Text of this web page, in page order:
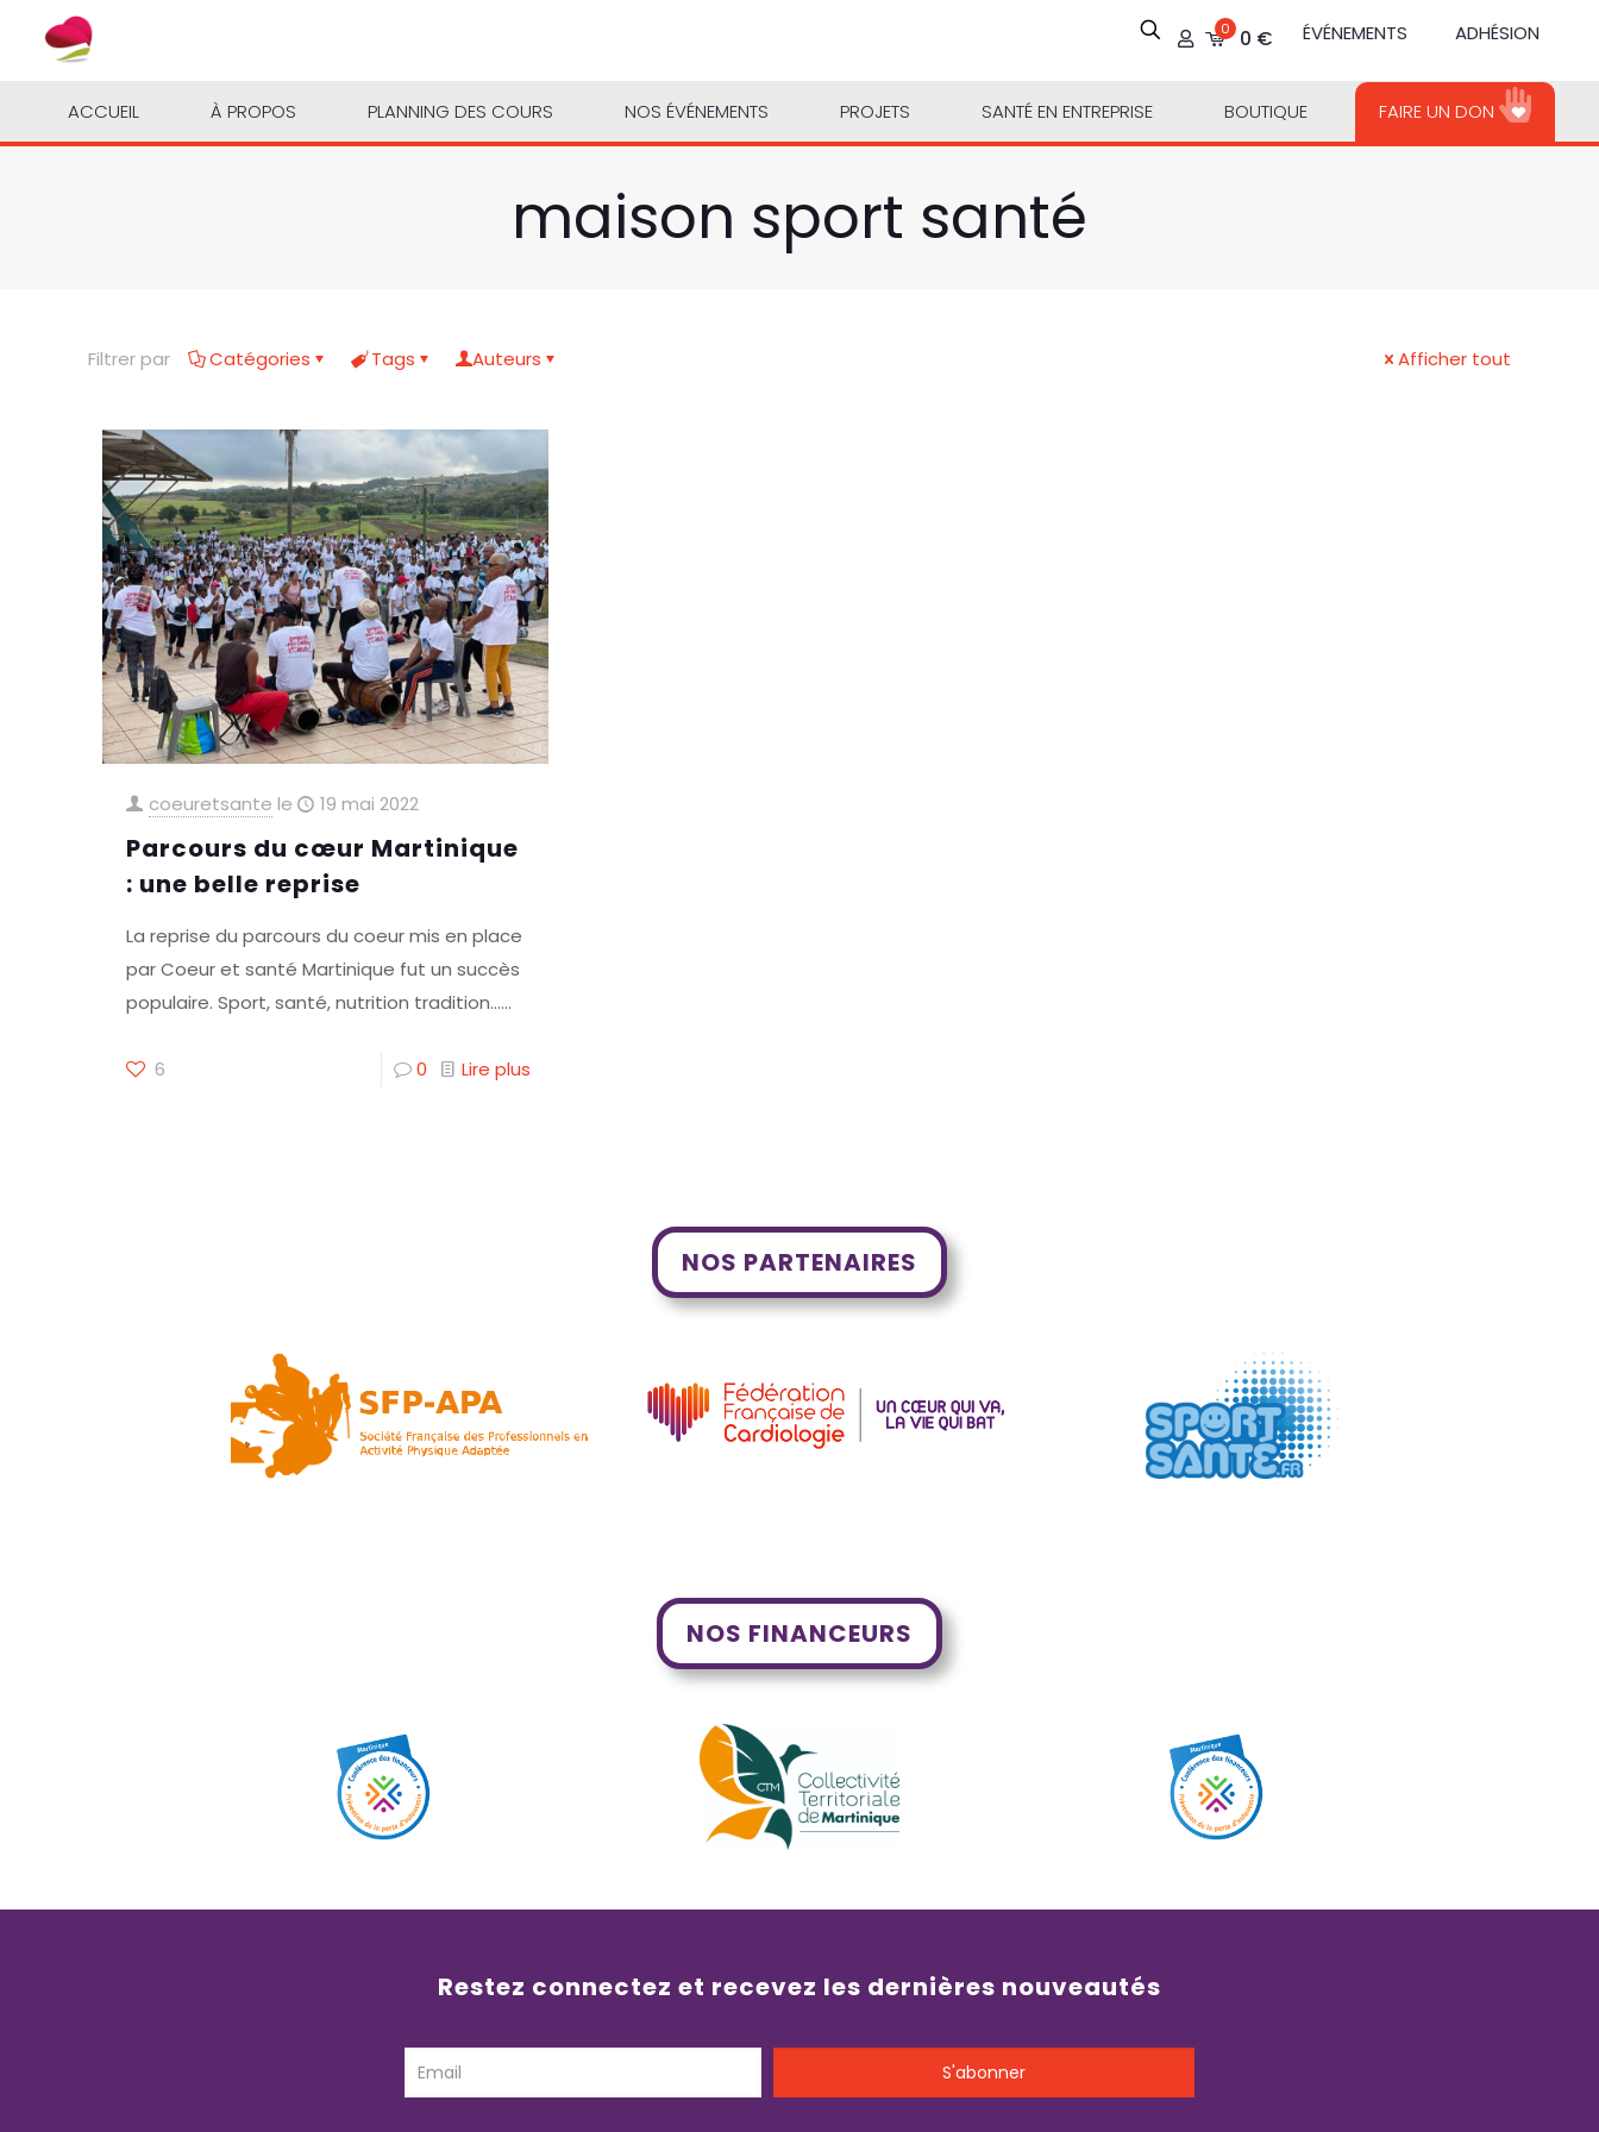
ÉVÉNEMENTS ADHÉSION
0 0 €
ACCUEIL À PROPOS PLANNING DES COURS NOS ÉVÉNEMENTS PROJETS SANTÉ EN ENTREPRISE BOUTIQUE FAIRE UN DON
maison sport santé
Filtrer par Catégories Tags Auteurs Afficher tout
coeuretsante le 19 mai 2022
Parcours du cœur Martinique
: une belle reprise
La reprise du parcours du coeur mis en place
par Coeur et santé Martinique fut un succès
populaire. Sport, santé, nutrition tradition......
6 0 Lire plus
NOS PARTENAIRES
NOS FINANCEURS
Restez connectez et recevez les dernières nouveautés